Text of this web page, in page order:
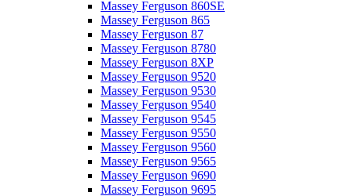
Massey Ferguson 860SE
Massey Ferguson 865
Massey Ferguson 87
Massey Ferguson 8780
Massey Ferguson 8XP
Massey Ferguson 9520
Massey Ferguson 9530
Massey Ferguson 9540
Massey Ferguson 9545
Massey Ferguson 9550
Massey Ferguson 9560
Massey Ferguson 9565
Massey Ferguson 9690
Massey Ferguson 9695